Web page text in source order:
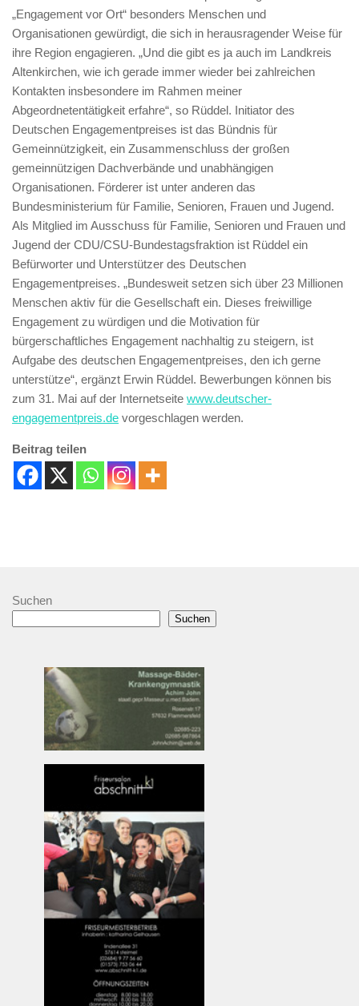
„Engagement vor Ort“ besonders Menschen und
Organisationen gewürdigt, die sich in herausragender Weise für
ihre Region engagieren. „Und die gibt es ja auch im Landkreis
Altenkirchen, wie ich gerade immer wieder bei zahlreichen
Kontakten insbesondere im Rahmen meiner
Abgeordnetentätigkeit erfahre“, so Rüddel. Initiator des
Deutschen Engagementpreises ist das Bündnis für
Gemeinnützigkeit, ein Zusammenschluss der großen
gemeinnützigen Dachverbände und unabhängigen
Organisationen. Förderer ist unter anderen das
Bundesministerium für Familie, Senioren, Frauen und Jugend.
Als Mitglied im Ausschuss für Familie, Senioren und Frauen und
Jugend der CDU/CSU-Bundestagsfraktion ist Rüddel ein
Befürworter und Unterstützer des Deutschen
Engagementpreises. „Bundesweit setzen sich über 23 Millionen
Menschen aktiv für die Gesellschaft ein. Dieses freiwillige
Engagement zu würdigen und die Motivation für
bürgerschaftliches Engagement nachhaltig zu steigern, ist
Aufgabe des deutschen Engagementpreises, den ich gerne
unterstütze“, ergänzt Erwin Rüddel. Bewerbungen können bis
zum 31. Mai auf der Internetseite www.deutscher-
engagementpreis.de vorgeschlagen werden.
Beitrag teilen
Suchen
Suchen